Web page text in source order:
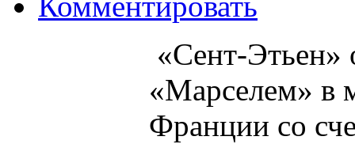
«Сент-Этьен»
«Марселем» в
Франции со